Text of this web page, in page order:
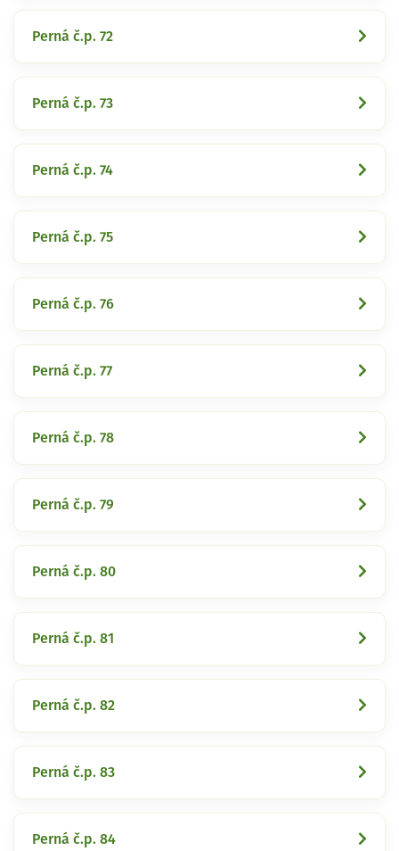
Perná č.p. 72
Perná č.p. 73
Perná č.p. 74
Perná č.p. 75
Perná č.p. 76
Perná č.p. 77
Perná č.p. 78
Perná č.p. 79
Perná č.p. 80
Perná č.p. 81
Perná č.p. 82
Perná č.p. 83
Perná č.p. 84